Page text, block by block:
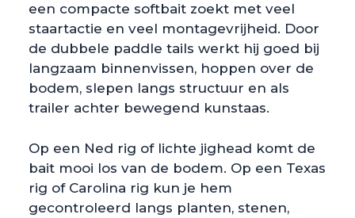
een compacte softbait zoekt met veel
staartactie en veel montagevrijheid. Door
de dubbele paddle tails werkt hij goed bij
langzaam binnenvissen, hoppen over de
bodem, slepen langs structuur en als
trailer achter bewegend kunstaas.
Op een Ned rig of lichte jighead komt de
bait mooi los van de bodem. Op een Texas
rig of Carolina rig kun je hem
gecontroleerd langs planten, stenen,